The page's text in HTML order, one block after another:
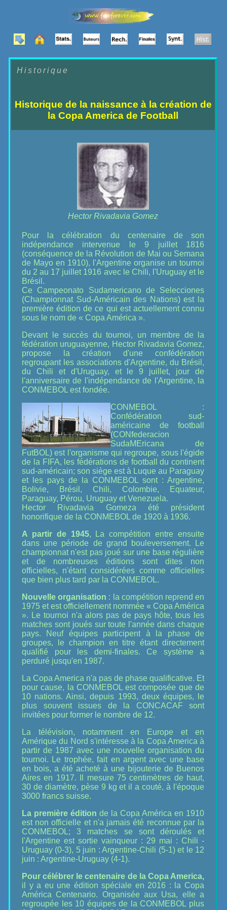
Historique
Historique de la naissance à la création de
la Copa America de Football
Hector Rivadavia Gomez
Pour la célébration du centenaire de son
indépendance intervenue le 9 juillet 1816
(conséquence de la Révolution de Mai ou Semana
de Mayo en 1910), l'Argentine organise un tournoi
du 2 au 17 juillet 1916 avec le Chili, l'Uruguay et le
Brésil.
Ce Campeonato Sudamericano de Selecciones
(Championnat Sud-Américain des Nations) est la
première édition de ce qui est actuellement connu
sous le nom de « Copa América ».
Devant le succès du tournoi, un membre de la
fédération uruguayenne, Hector Rivadavia Gomez,
propose la création d'une confédération
regroupant les associations d'Argentine, du Brésil,
du Chili et d'Uruguay, et le 9 juillet, jour de
l'anniversaire de l'indépendance de l'Argentine, la
CONMEBOL est fondée.
CONMEBOL :
Confédération sud-
américaine de football
(CONfederacion
SudaMEricana de
FutBOL) est l'organisme qui regroupe, sous l'égide
de la FIFA, les fédérations de football du continent
sud-américain; son siège est à Luque au Paraguay
et les pays de la CONMEBOL sont : Argentine,
Bolivie, Brésil, Chili, Colombie, Equateur,
Paraguay, Pérou, Uruguay et Venezuela.
Hector Rivadavia Gomeza été président
honorifique de la CONMEBOL de 1920 à 1936.
A partir de 1945, La compétition entre ensuite
dans une période de grand bouleversement. Le
championnat n'est pas joué sur une base régulière
et de nombreuses éditions sont dites non
officielles, n'étant considérées comme officielles
que bien plus tard par la CONMEBOL.
Nouvelle organisation : la compétition reprend en
1975 et est officiellement nommée « Copa América
». Le tournoi n'a alors pas de pays hôte, tous les
matches sont joués sur toute l'année dans chaque
pays. Neuf équipes participent à la phase de
groupes, le champion en titre étant directement
qualifié pour les demi-finales. Ce système a
perduré jusqu'en 1987.
La Copa America n'a pas de phase qualificative. Et
pour cause, la CONMEBOL est composée que de
10 nations. Ainsi, depuis 1993, deux équipes, le
plus souvent issues de la CONCACAF sont
invitées pour former le nombre de 12.
La télévision, notamment en Europe et en
Amérique du Nord s'intéresse à la Copa America à
partir de 1987 avec une nouvelle organisation du
tournoi. Le trophée, fait en argent avec une base
en bois, a été acheté à une bijouterie de Buenos
Aires en 1917. Il mesure 75 centimètres de haut,
30 de diamètre, pèse 9 kg et il a couté, à l'époque
3000 francs suisse.
La première éditionde la Copa América en 1910
est non officielle et n'a jamais été reconnue par la
CONMEBOL; 3 matches se sont déroulés et
l'Argentine est sortie vainqueur : 29 mai : Chili -
Uruguay (0-3), 5 juin : Argentine-Chili (5-1) et le 12
juin : Argentine-Uruguay (4-1).
Pour célébrer le centenaire de la Copa America,
il y a eu une édition spéciale en 2016 : la Copa
América Centenario. Organisée aux Usa, elle a
regroupée les 10 équipes de la CONMEBOL plus